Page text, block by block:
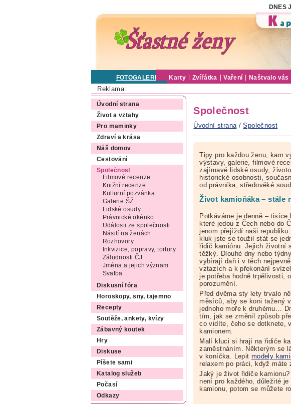
DNES
FOTOGALERIE Karty Zvířátka Vaření Naštvalo vás
Reklama:
Úvodní strana
Život a vztahy
Pro maminky
Zdraví a krása
Náš domov
Cestování
Společnost
Filmové recenze
Knižní recenze
Kulturní pozvánka
Galerie ŠŽ
Lidské osudy
Právnické okénko
Události ze společnosti
Násilí na ženách
Rozhovory
Inkvizice, popravy, tortury
Záludnosti ČJ
Jména a jejich význam
Svatba
Diskusní fóra
Horoskopy, sny, tajemno
Recepty
Soutěže, ankety, kvízy
Zábavný koutek
Hry
Diskuse
Píšete sami
Katalog služeb
Počasí
Odkazy
Společnost
Úvodní strana /Společnost
Tipy pro každou ženu, kam
výstavy, galerie, filmové
zajímavé lidské osudy,
historické osobnosti,
od právníka, středověké
Život kamioňáka – stále
Potkáváme je denně – tisíce
které jedou z Čech nebo do
jenom přejíždí naši
kluk jste se toužil stát se
řidič kamiónu. Jejich životní
těžký. Dlouhé dny nebo
vybírají daň i v těch
vztazích a k překonání
je potřeba hodně trpělivosti,
porozumění.
Před dvěma sty lety trvalo
měsíců, aby se koni tažený
jednoho moře k druhému…
tím, jak se změnil způsob
co vidíte, čeho se dotknete,
kamionem.
Malí kluci si hrají na řidiče
zaměstnáním. Některým se
v koníčka. Lepit modely
relaxem po práci, když máte
Jaký je život řidiče
není pro každého, důležité
kamionu, potom se můžete